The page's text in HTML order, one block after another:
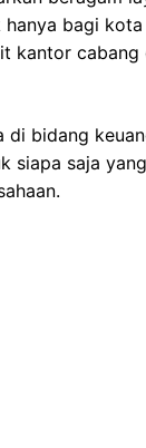
bagi
kantor cabang
bidang
siapa saja